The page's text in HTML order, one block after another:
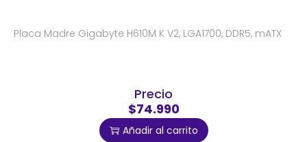
Placa Madre Gigabyte H610M K V2, LGA1700, DDR5, mATX
Precio
$74.990
Añadir al carrito